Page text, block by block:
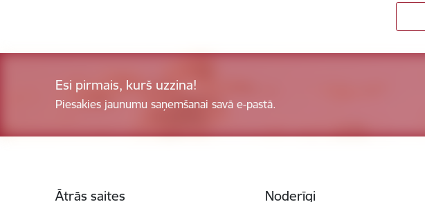
Esi pirmais, kurš uzzina!
Piesakies jaunumu saņemšanai savā e-pastā.
Ātrās saites Noderīgi